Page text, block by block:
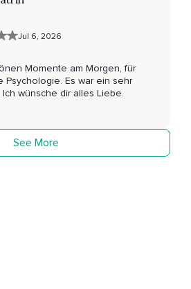
Jul 6, 2026
Momente am Morgen, für
Psychologie. Es war ein sehr
wünsche dir alles Liebe.
See More